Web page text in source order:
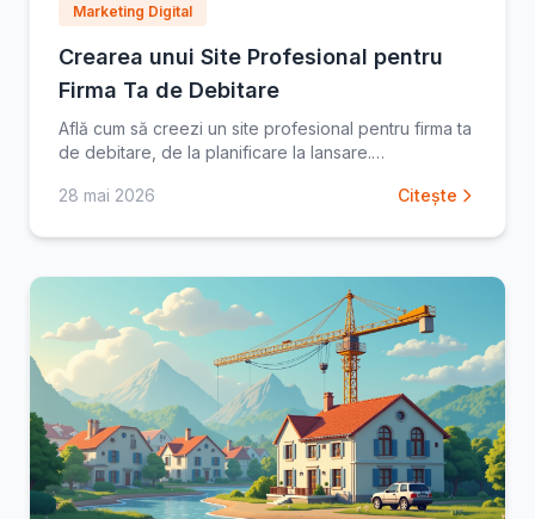
Marketing Digital
Crearea unui Site Profesional pentru
Firma Ta de Debitare
Află cum să creezi un site profesional pentru firma ta
de debitare, de la planificare la lansare.
28 mai 2026
Citește